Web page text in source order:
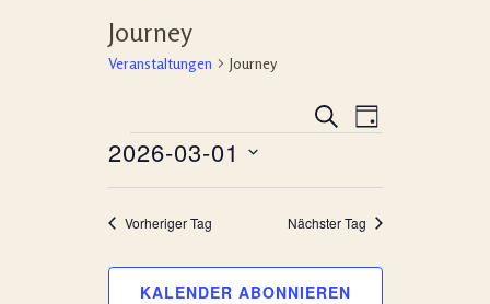
Journey
Veranstaltungen Journey
und
Ansichten,
Navigation
SUCHE
TAG
Veranstaltungen
2026-03-01
Datum
wählen.
Vorheriger Tag Nächster Tag
KALENDER ABONNIEREN